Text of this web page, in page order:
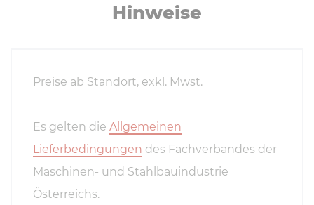
Hinweise
Preise ab Standort, exkl. Mwst.
Es gelten die Allgemeinen
Lieferbedingungen des Fachverbandes der
Maschinen- und Stahlbauindustrie
Österreichs.